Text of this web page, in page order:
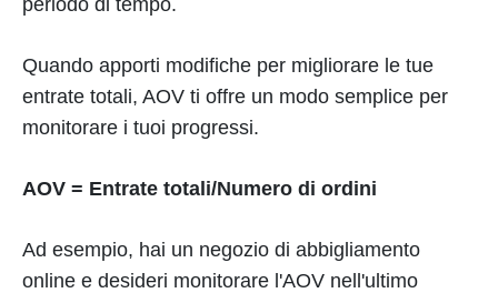
periodo di tempo.
Quando apporti modifiche per migliorare le tue
entrate totali, AOV ti offre un modo semplice per
monitorare i tuoi progressi.
AOV = Entrate totali/Numero di ordini
Ad esempio, hai un negozio di abbigliamento
online e desideri monitorare l'AOV nell'ultimo